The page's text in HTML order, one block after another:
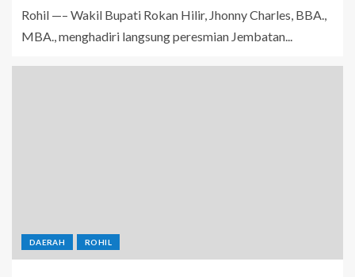
Rohil —– Wakil Bupati Rokan Hilir, Jhonny Charles, BBA.,
MBA., menghadiri langsung peresmian Jembatan...
DAERAH ROHIL